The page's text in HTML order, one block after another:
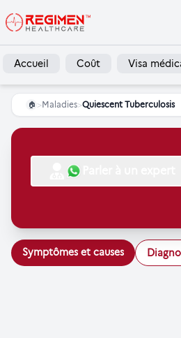
Accueil Coût Visa
🏠 >Maladies>Quiescent Tuberculosis
Symptômes et causes